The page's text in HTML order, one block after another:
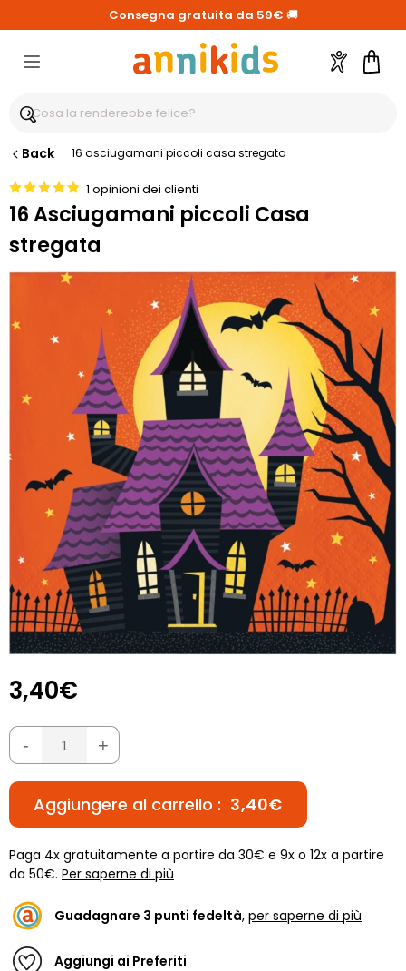
Consegna gratuita da 59€ 🚚
Account
Back 16 asciugamani piccoli casa stregata
1 opinioni dei clienti
16 Asciugamani piccoli Casa
stregata
3,40€
- +
Aggiungere al carrello : 3,40€
Paga 4x gratuitamente a partire da 30€ e 9x o 12x a partire
da 50€. Per saperne di più
Guadagnare 3 punti fedeltà, per saperne di più
Aggiungi ai Preferiti